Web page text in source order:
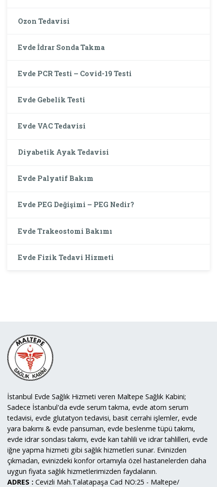
Ozon Tedavisi
Evde İdrar Sonda Takma
Evde PCR Testi – Covid-19 Testi
Evde Gebelik Testi
Evde VAC Tedavisi
Diyabetik Ayak Tedavisi
Evde Palyatif Bakım
Evde PEG Değişimi – PEG Nedir?
Evde Trakeostomi Bakımı
Evde Fizik Tedavi Hizmeti
İstanbul Evde Sağlık Hizmeti veren Maltepe Sağlık Kabini;
Sadece İstanbul'da evde serum takma, evde atom serum
tedavisi, evde glutatyon tedavisi, basit cerrahi işlemler, evde
yara bakımı & evde pansuman, evde beslenme tüpü takımı,
evde idrar sondası takımı, evde kan tahlili ve idrar tahlilleri, evde
iğne yapma hizmeti gibi sağlık hizmetleri sunar. Evinizden
çıkmadan, evinizdeki konfor ortamıyla özel hastanelerden daha
uygun fiyata sağlık hizmetlerimizden faydalanın.
ADRES : Cevizli Mah.Talatapaşa Cad NO:25 - Maltepe/